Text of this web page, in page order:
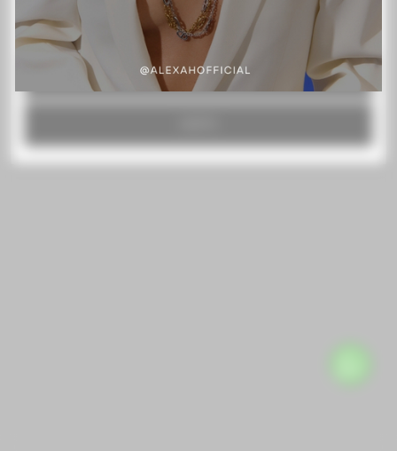
Más información Personalizar las cookies
RECHAZAR TODO